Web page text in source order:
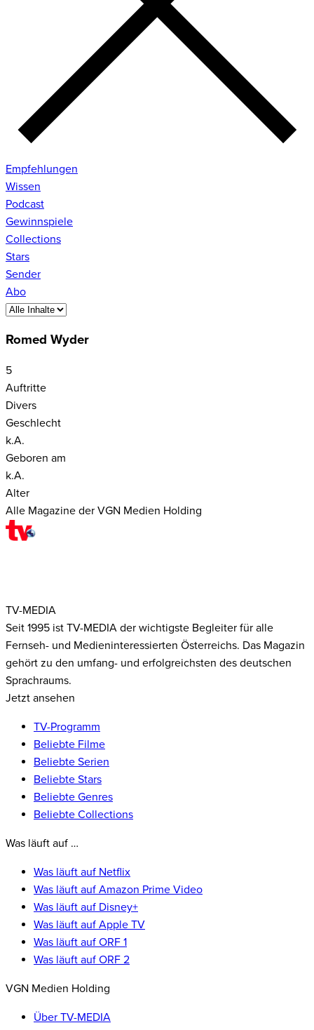
Empfehlungen
Wissen
Podcast
Gewinnspiele
Collections
Stars
Sender
Abo
Romed Wyder
5
Auftritte
Divers
Geschlecht
k.A.
Geboren am
k.A.
Alter
Alle Magazine der VGN Medien Holding
TV-MEDIA
Seit 1995 ist TV-MEDIA der wichtigste Begleiter für alle
Fernseh- und Medieninteressierten Österreichs. Das Magazin
gehört zu den umfang- und erfolgreichsten des deutschen
Sprachraums.
Jetzt ansehen
TV-Programm
Beliebte Filme
Beliebte Serien
Beliebte Stars
Beliebte Genres
Beliebte Collections
Was läuft auf …
Was läuft auf Netflix
Was läuft auf Amazon Prime Video
Was läuft auf Disney+
Was läuft auf Apple TV
Was läuft auf ORF 1
Was läuft auf ORF 2
VGN Medien Holding
Über TV-MEDIA